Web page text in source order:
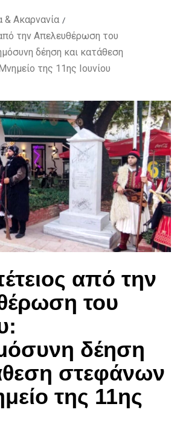
& Ακαρνανία
την Απελευθέρωση του
δέηση και κατάθεση
της 11ης Ιουνίου
από την
του
δέηση
στεφάνων
της 11ης